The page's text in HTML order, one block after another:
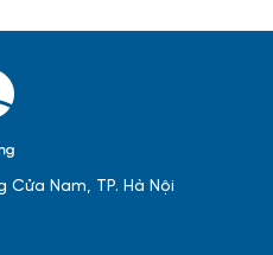
Cửa Nam, TP. Hà Nội